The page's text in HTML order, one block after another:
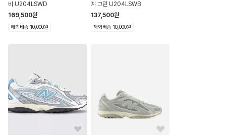
비 U204LSWD
169,500원
해외배송 10,000원
지 그린 U204LSWB
137,500원
해외배송 10,000원